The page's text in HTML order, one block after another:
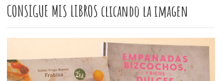
CONSIGUE MIS LIBROS clicando la imagen